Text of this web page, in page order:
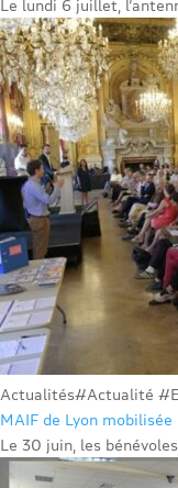
Le lundi 6 juillet,
Actualités#Actualité
MAIF de Lyon
Le 30 juin, les